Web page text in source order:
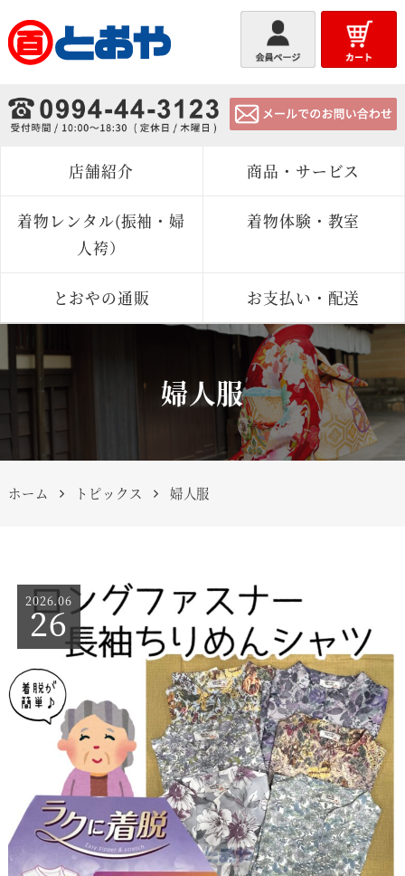
とおや
店舗紹介 商品・サービス
着物レンタル(振袖・婦
人袴）
着物体験・教室
とおやの通販 お支払い・配送
婦人服
ホーム トピックス 婦人服
2026.06
26